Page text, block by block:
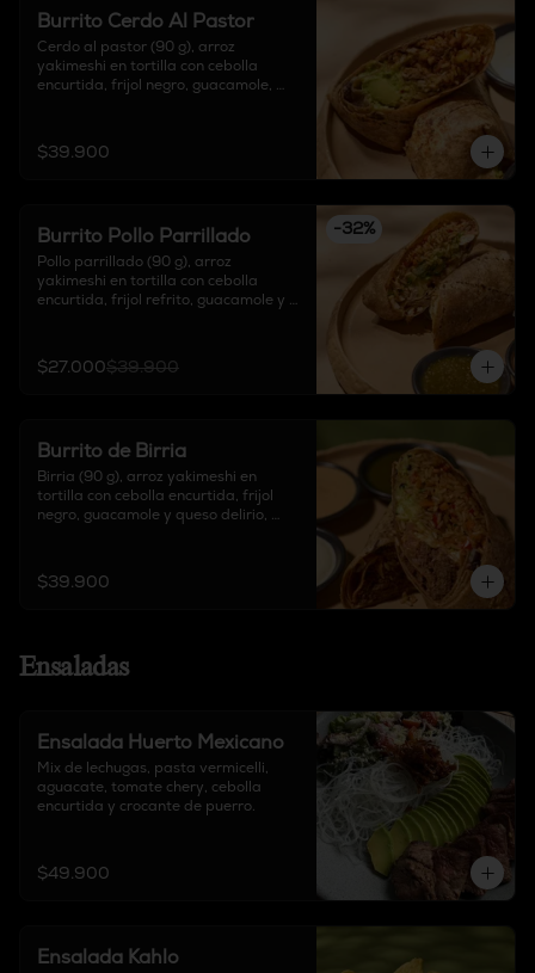
Burrito Cerdo Al Pastor
Cerdo al pastor (90 g), arroz
yakimeshi en tortilla con cebolla
encurtida, frijol negro, guacamole,
tomate verde.
$39.900
-32%
Burrito Pollo Parrillado
Pollo parrillado (90 g), arroz
yakimeshi en tortilla con cebolla
encurtida, frijol refrito, guacamole y
tomate verde.
$27.000$39.900
Burrito de Birria
Birria (90 g), arroz yakimeshi en
tortilla con cebolla encurtida, frijol
negro, guacamole y queso delirio,
$39.900
Ensaladas
Ensalada Huerto Mexicano
Mix de lechugas, pasta vermicelli,
aguacate, tomate chery, cebolla
encurtida y crocante de puerro.
$49.900
Ensalada Kahlo